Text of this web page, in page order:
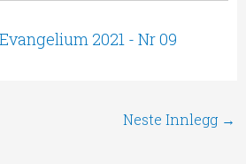
2021 - Nr 09
Neste Innlegg →